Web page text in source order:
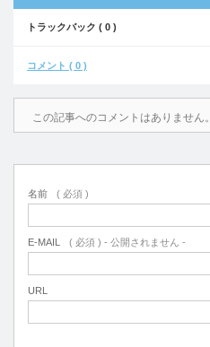
トラックバック ( 0 )
コメント ( 0 )
この記事へのコメントはありません。
名前 ( 必須 )
E-MAIL ( 必須 ) - 公開されません -
URL